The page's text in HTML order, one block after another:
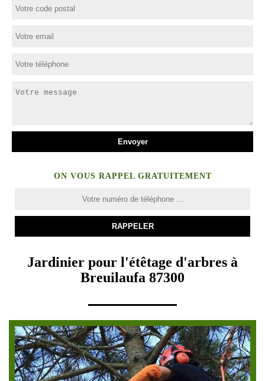
ON VOUS RAPPEL GRATUITEMENT
Jardinier pour l'étêtage d'arbres à
Breuilaufa 87300